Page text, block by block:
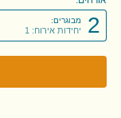
2 מבוגרים:
יחידות אירוח: 1